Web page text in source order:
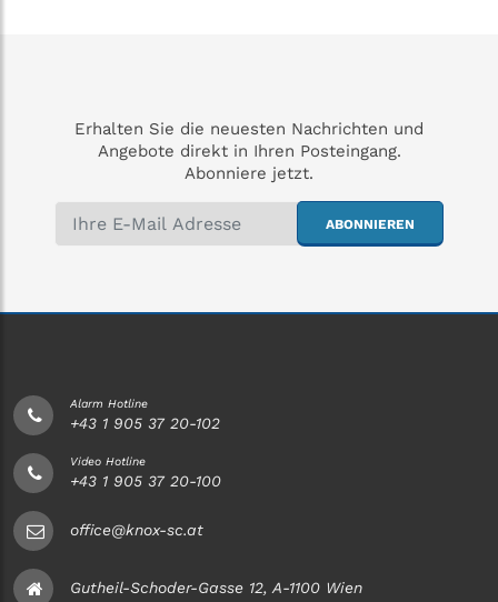
Erhalten Sie die neuesten Nachrichten und
Angebote direkt in Ihren Posteingang.
Abonniere jetzt.
ABONNIEREN
Alarm Hotline
+43 1 905 37 20-102
Video Hotline
+43 1 905 37 20-100
office@knox-sc.at
Gutheil-Schoder-Gasse 12, A-1100 Wien